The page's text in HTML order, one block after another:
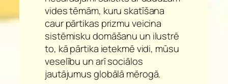
vides tēmām, kuru skatīšana
caur pārtikas prizmu veicina
sistēmisku domāšanu un ilustrē
to, kā pārtika ietekmē vidi, mūsu
veselību un arī sociālos
jautājumus globālā mērogā.